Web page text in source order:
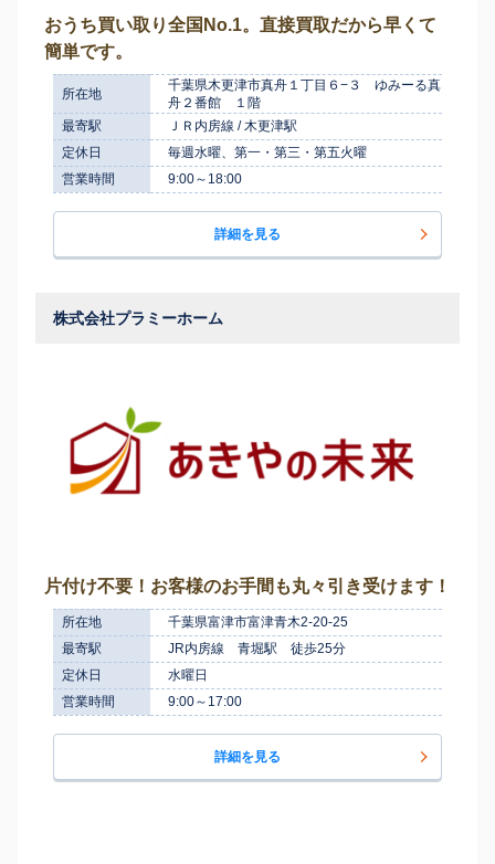
おうち買い取り全国No.1。直接買取だから早くて
簡単です。
所在地
千葉県木更津市真舟１丁目６−３ ゆみーる真
舟２番館 １階
最寄駅
ＪＲ内房線 / 木更津駅
定休日
毎週水曜、第一・第三・第五火曜
営業時間
9:00～18:00
詳細を見る
株式会社プラミーホーム
片付け不要！お客様のお手間も丸々引き受けます！
所在地
千葉県富津市富津青木2-20-25
最寄駅
JR内房線 青堀駅 徒歩25分
定休日
水曜日
営業時間
9:00～17:00
詳細を見る